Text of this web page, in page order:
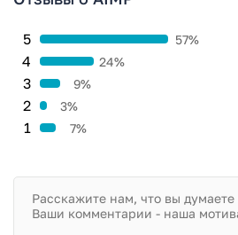
1 7%
2 3%
3 9%
4 24%
5 57%